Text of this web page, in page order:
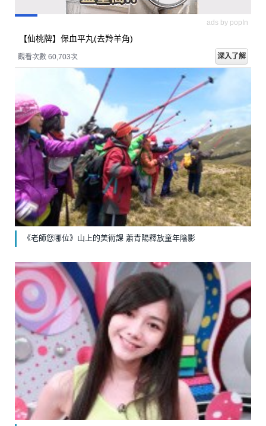
ads by popIn
【仙桃牌】保血平丸(去羚羊角)
觀看次數 60,714次 深入了解
《老師您哪位》山上的美術課 蕭青陽釋放童年陰影